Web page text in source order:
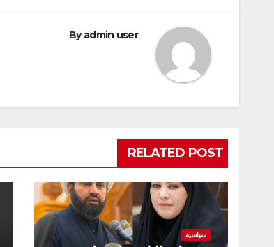
Byadmin user
RELATED POST
سياسية